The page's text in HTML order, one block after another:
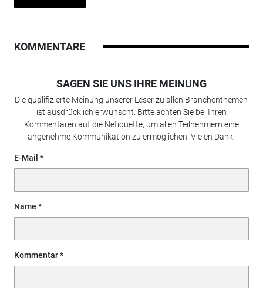
KOMMENTARE
SAGEN SIE UNS IHRE MEINUNG
Die qualifizierte Meinung unserer Leser zu allen Branchenthemen
ist ausdrücklich erwünscht. Bitte achten Sie bei Ihren
Kommentaren auf die Netiquette, um allen Teilnehmern eine
angenehme Kommunikation zu ermöglichen. Vielen Dank!
E-Mail
Name
Kommentar